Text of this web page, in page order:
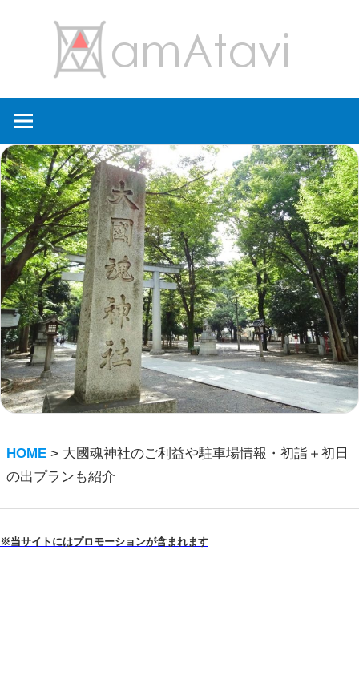
ス
キ
ッ
プ
を
て
→
旅
に
出
よ
う
HOME > 大國魂神社のご利益や駐車場情報・初詣＋初日
の出プランも紹介
※当サイトにはプロモーションが含まれます